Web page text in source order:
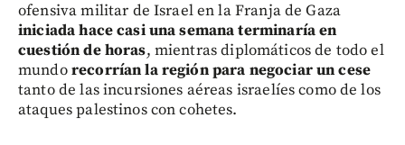
ofensiva militar de Israel en la Franja de Gaza
iniciada hace casi una semana terminaría en
cuestión de horas, mientras diplomáticos de todo el
mundorecorrían la región para negociar un cese
tanto de las incursiones aéreas israelíes como de los
ataques palestinos con cohetes.